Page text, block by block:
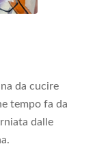
da cucire
tempo fa da
dalle